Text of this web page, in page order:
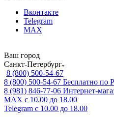
Вконтакте
Telegram
MAX
Ваш город
Санкт-Петербург
8 (800) 500-54-67
8 (800) 500-54-67 Бесплатно по
8 (981) 846-77-06 Интернет-
MAX с 10.00 до 18.00
Telegram с 10.00 до 18.00